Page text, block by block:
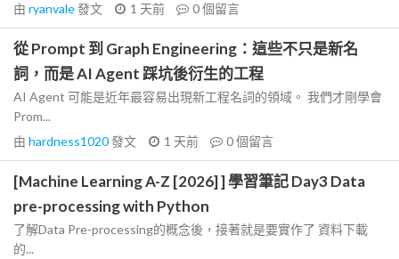
由 ryanvale發文 1 天前 0個留言
從 Prompt 到 Graph Engineering：這些不只是新名
詞，而是 AI Agent 踩坑後衍生的工程
AI Agent 可能是近年最容易出現新工程名詞的領域。 我們才剛學會
Prom...
由 hardness1020發文 1 天前 0個留言
[Machine Learning A-Z [2026] ] 學習筆記 Day3 Data
pre-processing with Python
了解Data Pre-processing的概念後，接著就是要實作了 資料下載
的...